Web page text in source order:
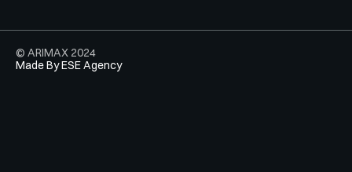
© ARIMAX 2024
Made By ESE Agency